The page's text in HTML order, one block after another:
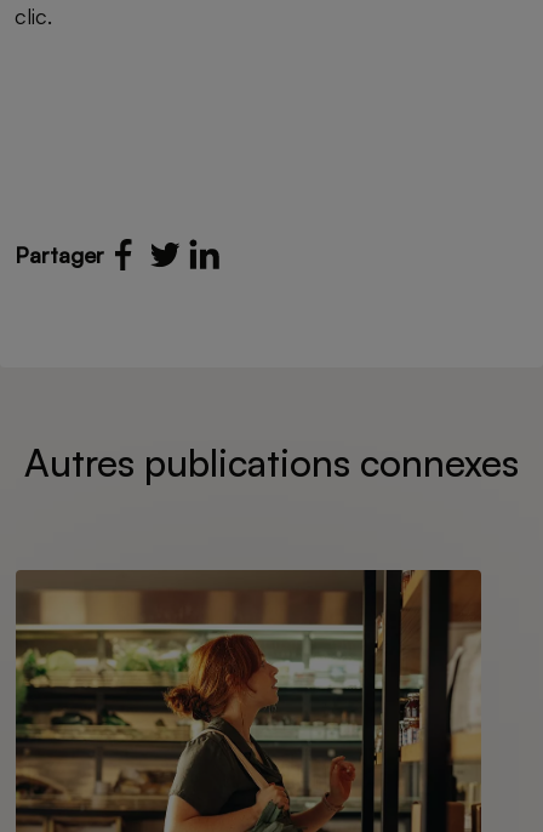
clic.
Partager
Autres publications connexes